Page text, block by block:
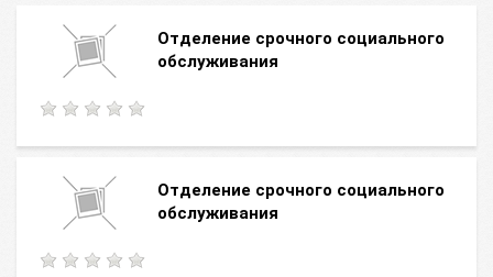
Отделение срочного социального
обслуживания
Отделение срочного социального
обслуживания